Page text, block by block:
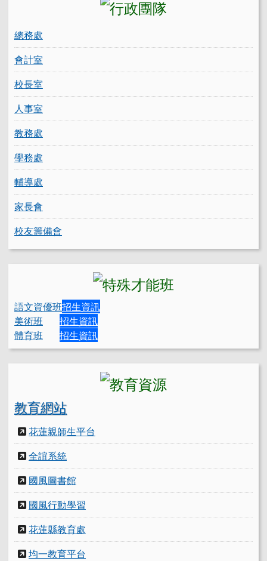
總務處
會計室
校長室
人事室
教務處
學務處
輔導處
家長會
校友籌備會
語文資優班招生資訊
美術班
招生資訊
體育班
招生資訊
教育網站
花蓮親師生平台
全誼系統
國風圖書館
國風行動學習
花蓮縣教育處
均一教育平台